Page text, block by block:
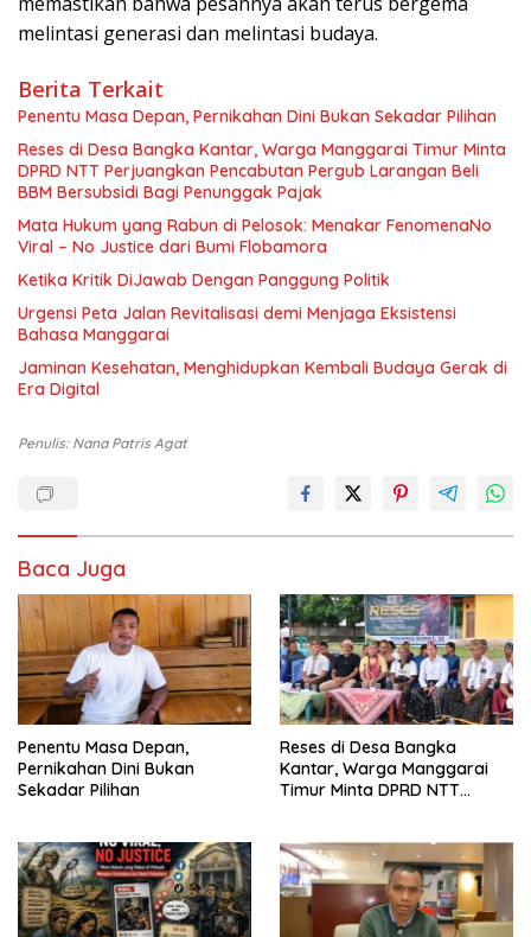
melintasi generasi dan melintasi budaya.
Berita Terkait
Penentu Masa Depan, Pernikahan Dini Bukan Sekadar Pilihan
Reses di Desa Bangka Kantar, Warga Manggarai Timur Minta
DPRD NTT Perjuangkan Pencabutan Pergub Larangan Beli
BBM Bersubsidi Bagi Penunggak Pajak
Mata Hukum yang Rabun di Pelosok: Menakar FenomenaNo
Viral – No Justice dari Bumi Flobamora
Ketika Kritik DiJawab Dengan Panggung Politik
Urgensi Peta Jalan Revitalisasi demi Menjaga Eksistensi
Bahasa Manggarai
Jaminan Kesehatan, Menghidupkan Kembali Budaya Gerak di
Era Digital
Penulis: Nana Patris Agat
Baca Juga
Penentu Masa Depan,
Pernikahan Dini Bukan
Sekadar Pilihan
Reses di Desa Bangka
Kantar, Warga Manggarai
Timur Minta DPRD NTT
Bersubsidi Bagi Penunggak
Pajak